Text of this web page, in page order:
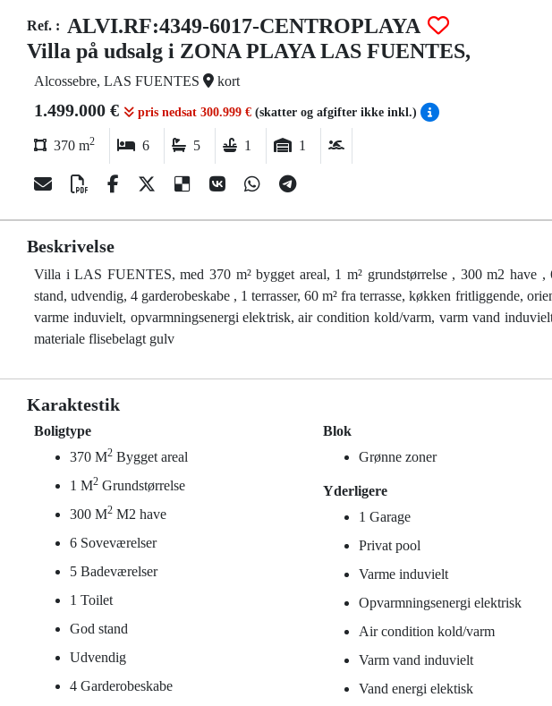
Ref. : ALVI.RF:4349-6017-CENTROPLAYA
Villa på udsalg i ZONA PLAYA LAS FUENTES,
Alcossebre, LAS FUENTES kort
1.499.000 € pris nedsat 300.999 € (skatter og afgifter ikke inkl.)
370 m2 6 5 1 1
Beskrivelse
Villa i LAS FUENTES, med 370 m² bygget areal, 1 m² grundstørrelse , 300 m2 have ,
stand, udvendig, 4 garderobeskabe , 1 terrasser, 60 m² fra terrasse, køkken fritliggende,
varme induvielt, opvarmningsenergi elektrisk, air condition kold/varm, varm vand
materiale flisebelagt gulv
Karaktestik
Boligtype
370 M2 Bygget areal
1 M2 Grundstørrelse
300 M2 M2 have
6 Soveværelser
5 Badeværelser
1 Toilet
God stand
Udvendig
4 Garderobeskabe
Blok
Grønne zoner
Yderligere
1 Garage
Privat pool
Varme induvielt
Opvarmningsenergi elektrisk
Air condition kold/varm
Varm vand induvielt
Vand energi elektisk